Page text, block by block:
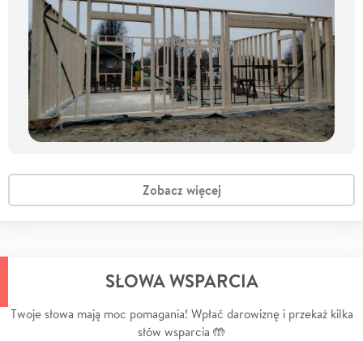
Zobacz więcej
SŁOWA WSPARCIA
Twoje słowa mają moc pomagania! Wpłać darowiznę i przekaż kilka
słów wsparcia 🤲